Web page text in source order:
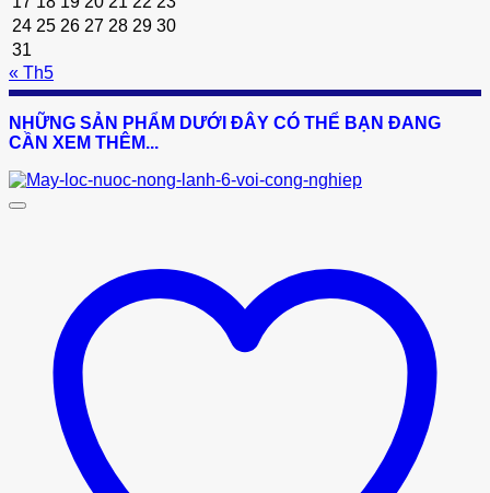
24 25 26 27 28 29 30
31
« Th5
NHỮNG SẢN PHẨM DƯỚI ĐÂY CÓ THỂ BẠN ĐANG
CẦN XEM THÊM...